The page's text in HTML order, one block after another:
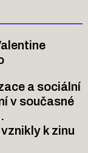
a sociální
v současné
k zinu